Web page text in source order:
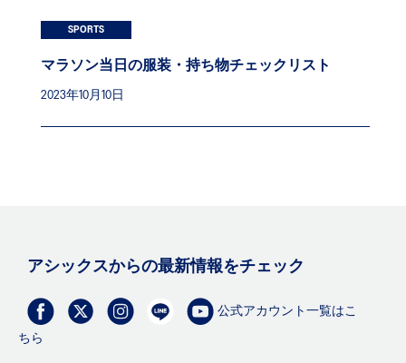
SPORTS
マラソン当日の服装・持ち物チェックリスト
2023年10月10日
アシックスからの最新情報をチェック
公式アカウント一覧はこ
ちら